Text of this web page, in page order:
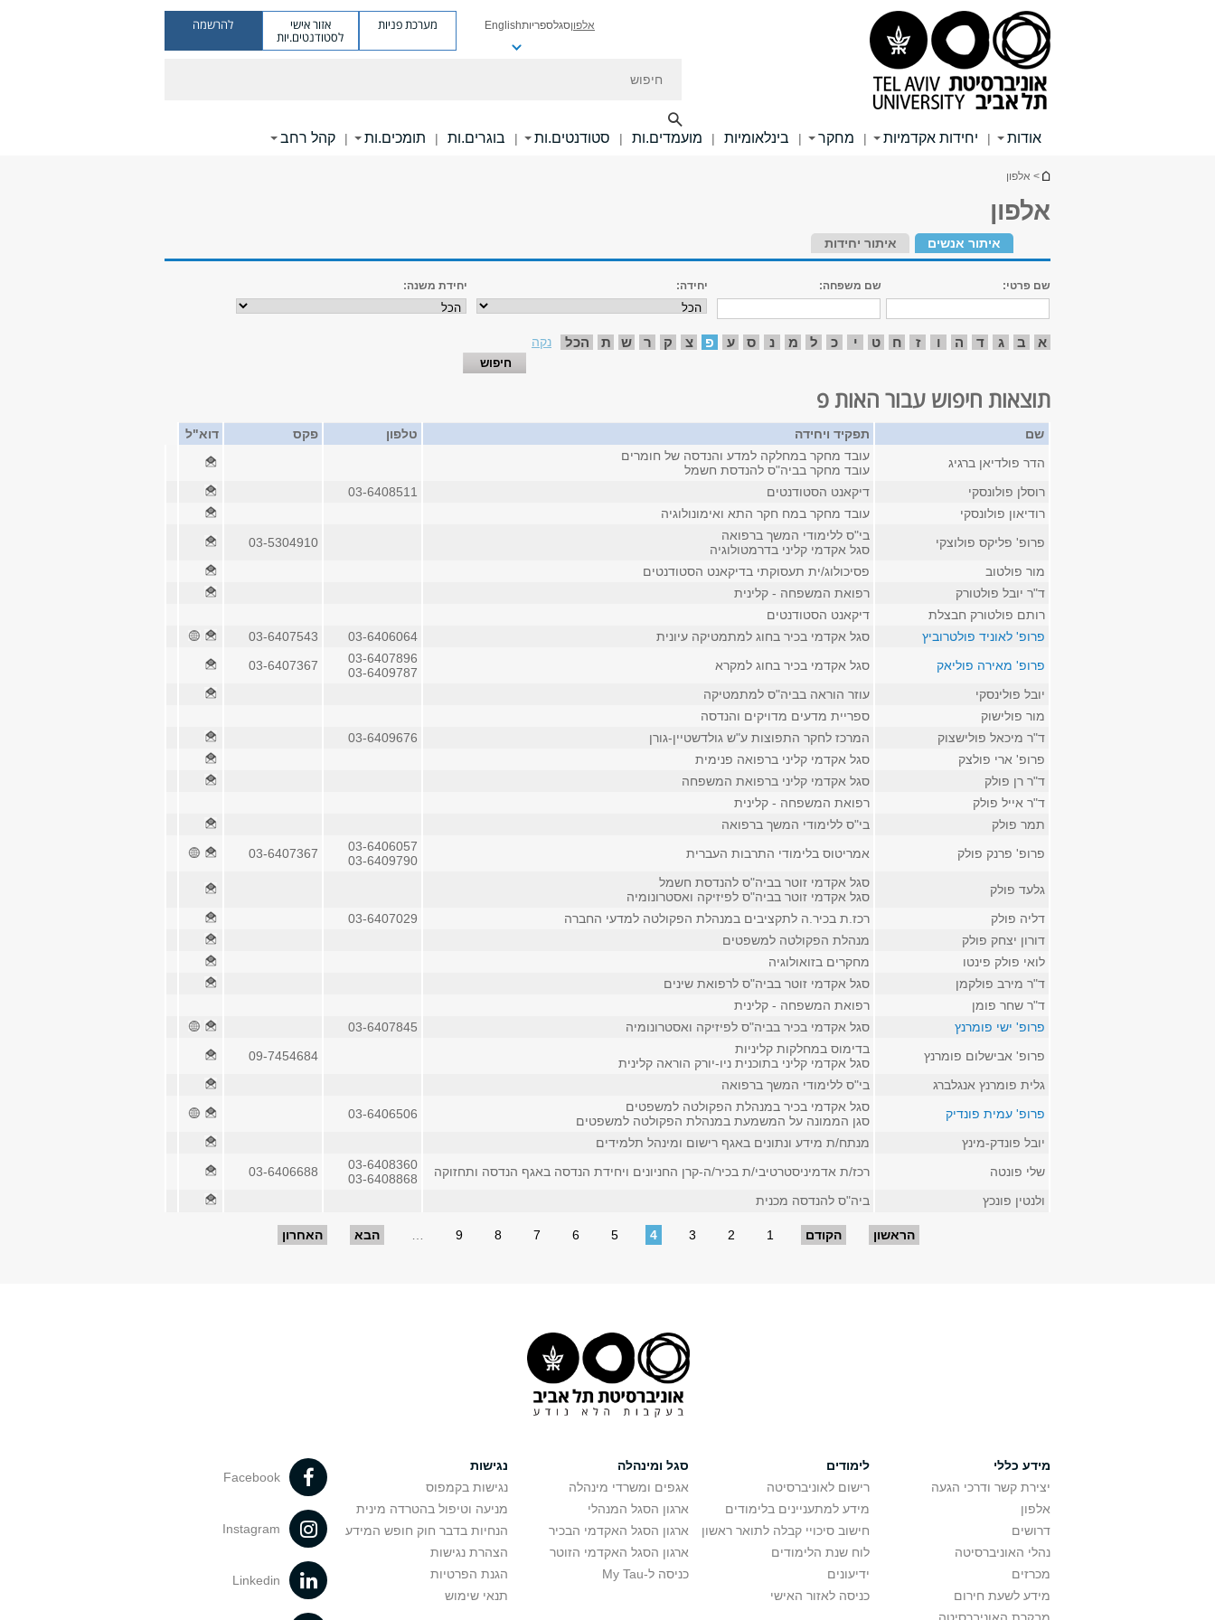
אלפוןסגלספריותEnglish מערכת פניות אזור אישי
לסטודנטים.יות
להרשמה
אודות | יחידות אקדמיות | מחקר | בינלאומיות | מועמדים.ות | סטודנטים.ות | בוגרים.ות | תומכים.ות | קהל רחב
הינך נמצא כאן
> אלפון
אלפון
איתור אנשים איתור יחידות
שם פרטי: שם משפחה: יחידה: יחידת משנה:
א ב ג ד ה ו ז ח ט י כ ל מ נ ס ע פ צ ק ר ש ת הכל נקה
תוצאות חיפוש עבור האות פ
שם תפקיד ויחידה טלפון פקס
דוא"ל
הדר פולדיאן ברגיג
עובד מחקר במחלקה למדע והנדסה של חומרים
עובד מחקר בביה"ס להנדסת חשמל
רוסלן פולונסקי
דיקאנט הסטודנטים
03-6408511
רודיאון פולונסקי
עובד מחקר במח חקר התא ואימונולוגיה
פרופ' פליקס פולוצקי
בי"ס ללימודי המשך ברפואה
סגל אקדמי קליני בדרמטולוגיה
03-5304910
מור פולטוב
פסיכולוג/ית תעסוקתי בדיקאנט הסטודנטים
ד"ר יובל פולטורק
רפואת המשפחה - קלינית
רותם פולטורק חבצלת
דיקאנט הסטודנטים
פרופ' לאוניד פולטרוביץ
סגל אקדמי בכיר בחוג למתמטיקה עיונית 03-6406064
03-6407543
פרופ' מאירה פוליאק
סגל אקדמי בכיר בחוג למקרא
03-6407896
03-6409787
03-6407367
יובל פולינסקי
עוזר הוראה בביה"ס למתמטיקה
מור פולישוק
ספריית מדעים מדויקים והנדסה
ד"ר מיכאל פולישצוק
המרכז לחקר התפוצות ע"ש גולדשטיין-גורן
03-6409676
פרופ' ארי פולצק
סגל אקדמי קליני ברפואה פנימית
ד"ר רן פולק
סגל אקדמי קליני ברפואת המשפחה
ד"ר אייל פולק
רפואת המשפחה - קלינית
תמר פולק
בי"ס ללימודי המשך ברפואה
פרופ' פרנק פולק
אמריטוס בלימודי התרבות העברית
03-6406057
03-6409790
03-6407367
גלעד פולק
סגל אקדמי זוטר בביה"ס להנדסת חשמל
סגל אקדמי זוטר בביה"ס לפיזיקה ואסטרונומיה
דליה פולק
רכז.ת בכיר.ה לתקציבים במנהלת הפקולטה למדעי החברה
03-6407029
דורון יצחק פולק
מנהלת הפקולטה למשפטים
לואי פולק פינטו
מחקרים בזואולוגיה
ד"ר מירב פולקמן
סגל אקדמי זוטר בביה"ס לרפואת שינים
ד"ר שחר פומן
רפואת המשפחה - קלינית
פרופ' ישי פומרנץ
סגל אקדמי בכיר בביה"ס לפיזיקה ואסטרונומיה
03-6407845
פרופ' אבישלום פומרנץ
בדימוס במחלקות קליניות
סגל אקדמי קליני בתוכנית ניו-יורק הוראה קלינית
09-7454684
גלית פומרנץ אנגלברג
בי"ס ללימודי המשך ברפואה
פרופ' עמית פונדיק
סגל אקדמי בכיר במנהלת הפקולטה למשפטים
סגן הממונה על המשמעת במנהלת הפקולטה למשפטים
03-6406506
יובל פונדק-מינץ
מנתח/ת מידע ונתונים באגף רישום ומינהל תלמידים
שלי פונטה
רכז/ת אדמיניסטרטיבי/ת בכיר/ה-קרן החניונים ויחידת הנדסה באגף הנדסה ותחזוקה
03-6408360
03-6408868
03-6406688
ולנטין פונכץ
ביה"ס להנדסה מכנית
הראשון הקודם 1
2
3
4
5
6
7
8
9 הבא האחרון
מידע כללי
יצירת קשר ודרכי הגעה
אלפון
דרושים
נהלי האוניברסיטה
מכרזים
מידע לשעת חירום
מבקרת האוניברסיטה
לימודים
רישום לאוניברסיטה
מידע למתעניינים בלימודים
חישוב סיכויי קבלה לתואר ראשון
לוח שנת הלימודים
ידיעונים
כניסה לאזור האישי
סגל ומינהלה
אגפים ומשרדי מינהלה
ארגון הסגל המנהלי
ארגון הסגל האקדמי הבכיר
ארגון הסגל האקדמי הזוטר
כניסה ל-My Tau
נגישות
נגישות בקמפוס
מניעה וטיפול בהטרדה מינית
הנחיות בדבר חוק חופש המידע
הצהרת נגישות
הגנת הפרטיות
תנאי שימוש
Facebook
Instagram
Linkedin